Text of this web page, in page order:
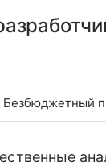
Безбюджетный